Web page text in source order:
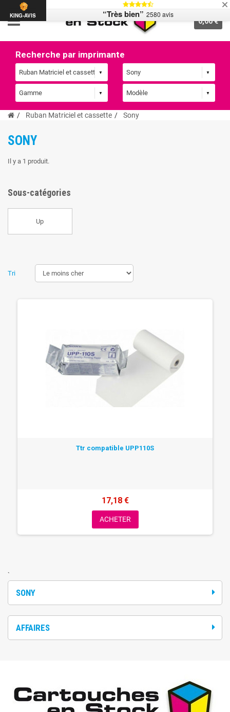
0,00 €
Recherche par imprimante
Ruban Matriciel et cassette Sony
`
SONY
AFFAIRES
SONY
Il y a 1 produit.
Sous-catégories
Up
Tri
Ttr compatible UPP110S
17,18 €
ACHETER
KING-AVIS “Très bien” 2580 avis